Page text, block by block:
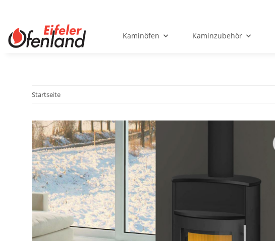
Kaminöfen Kaminzubehör
Startseite